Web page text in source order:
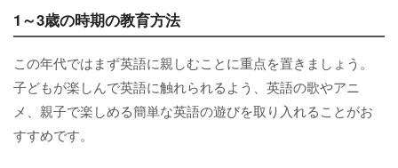
1～3歳の時期の教育方法
この年代ではまず英語に親しむことに重点を置きましょう。
子どもが楽しんで英語に触れられるよう、英語の歌やアニ
メ、親子で楽しめる簡単な英語の遊びを取り入れることがお
すすめです。